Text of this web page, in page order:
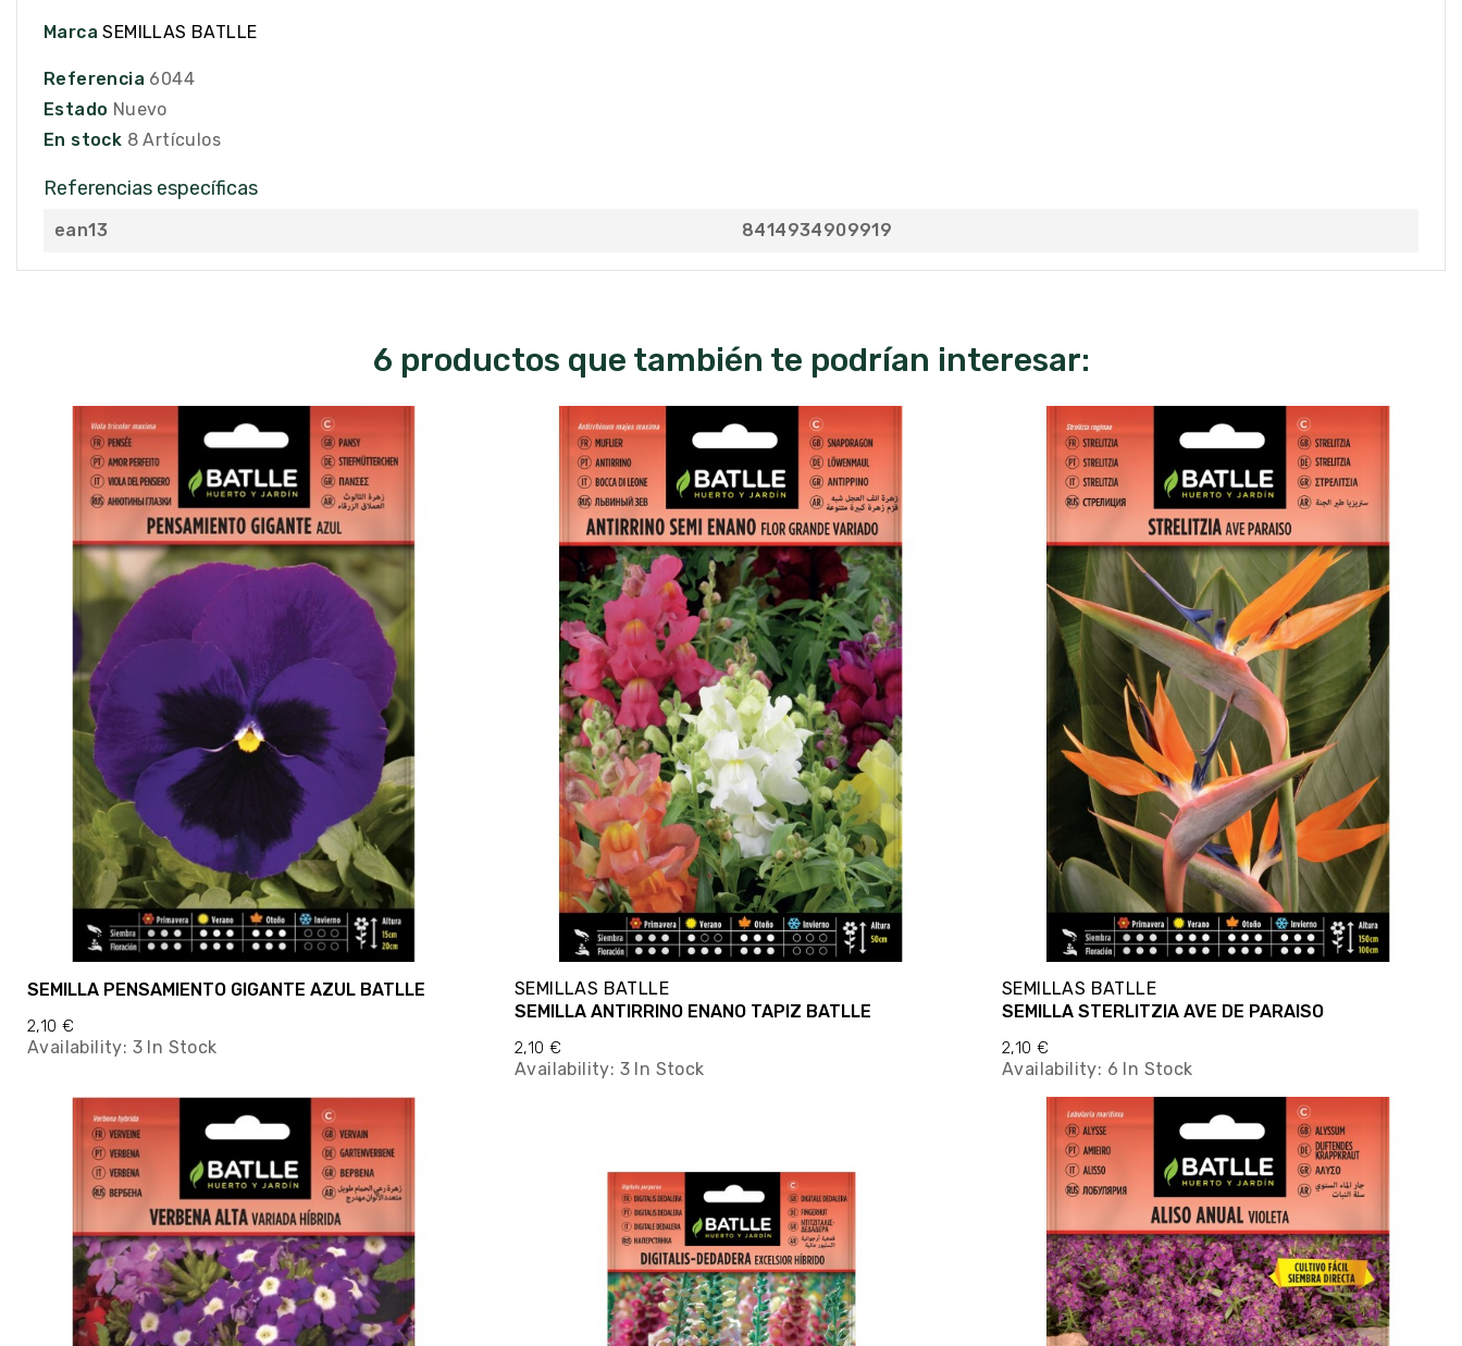
Marca SEMILLAS BATLLE
Referencia 6044
Estado Nuevo
En stock 8 Artículos
Referencias específicas
ean13 8414934909919
6 productos que también te podrían interesar:
SEMILLA PENSAMIENTO GIGANTE AZUL BATLLE
2,10 €
Availability: 3 In Stock
SEMILLAS BATLLE
SEMILLA ANTIRRINO ENANO TAPIZ BATLLE
2,10 €
Availability: 3 In Stock
SEMILLAS BATLLE
SEMILLA STERLITZIA AVE DE PARAISO
2,10 €
Availability: 6 In Stock